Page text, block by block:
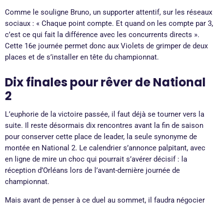
Comme le souligne Bruno, un supporter attentif, sur les réseaux
sociaux : « Chaque point compte. Et quand on les compte par 3,
c’est ce qui fait la différence avec les concurrents directs ».
Cette 16e journée permet donc aux Violets de grimper de deux
places et de s’installer en tête du championnat.
Dix finales pour rêver de National
2
L’euphorie de la victoire passée, il faut déjà se tourner vers la
suite. Il reste désormais dix rencontres avant la fin de saison
pour conserver cette place de leader, la seule synonyme de
montée en National 2. Le calendrier s’annonce palpitant, avec
en ligne de mire un choc qui pourrait s’avérer décisif : la
réception d’Orléans lors de l’avant-dernière journée de
championnat.
Mais avant de penser à ce duel au sommet, il faudra négocier